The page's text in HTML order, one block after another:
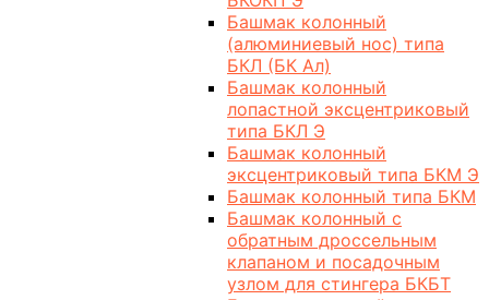
Башмак колонный
(алюминиевый нос) типа
БКЛ (БК Ал)
Башмак колонный
лопастной эксцентриковый
типа БКЛ Э
Башмак колонный
эксцентриковый типа БКМ Э
Башмак колонный типа БКМ
Башмак колонный с
обратным дроссельным
клапаном и посадочным
узлом для стингера БКБТ